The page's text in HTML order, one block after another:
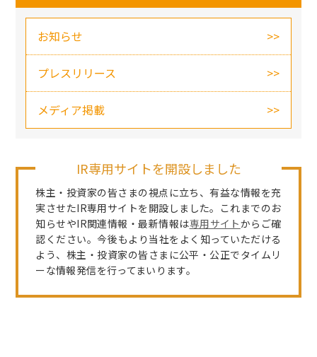
お知らせ
プレスリリース
メディア掲載
IR専用サイトを開設しました
株主・投資家の皆さまの視点に立ち、有益な情報を充
実させたIR専用サイトを開設しました。これまでのお
知らせやIR関連情報・最新情報は専用サイトからご確
認ください。今後もより当社をよく知っていただける
よう、株主・投資家の皆さまに公平・公正でタイムリ
ーな情報発信を行ってまいります。